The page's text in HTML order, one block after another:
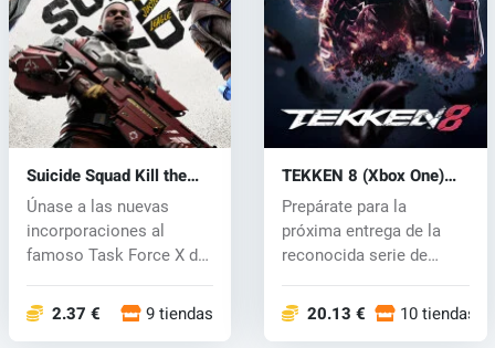
Suicide Squad Kill the
Justice League (Xbox
One) key
Únase a las nuevas
incorporaciones al
famoso Task Force X de
2.37 € 9 tiendas
TEKKEN 8 (Xbox One)
key
Prepárate para la
próxima entrega de la
reconocida serie de
20.13 € 10 tiendas